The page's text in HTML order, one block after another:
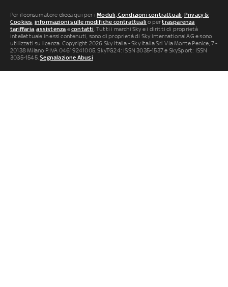
Per il consumatore clicca qui per iModuli, Condizioni contrattuali, Privacy &
Cookies, informazioni sulle modifiche contrattuali o pertrasparenza
tariffaria,assistenza econtatti. Tutti i marchi Sky e i diritti di proprietà
intellettuale in essi contenuti, sono di proprietà di Sky international AG e sono
utilizzati su licenza. Copyright 2026 Sky Italia - Sky Italia Srl Via Monte Penice, 7 -
20138 Milano P.IVA 04619241005. SkyTG24: ISSN 3035-1537 e SkySport: ISSN
3035-1545.Segnalazione Abusi